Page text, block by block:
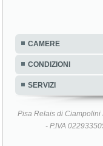
CAMERE
CONDIZIONI
SERVIZI
Pisa Relais di Ciampolini
- P.IVA